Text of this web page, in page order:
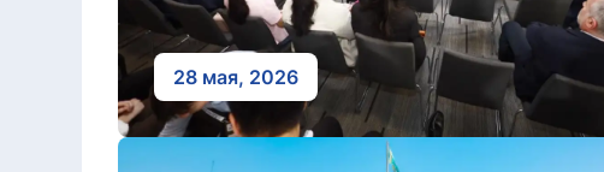
28 мая, 2026